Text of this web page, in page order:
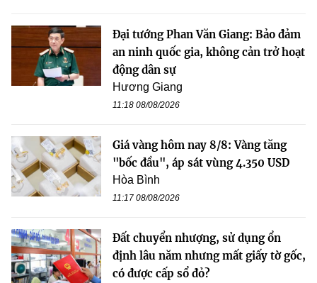
Đại tướng Phan Văn Giang: Bảo đảm
an ninh quốc gia, không cản trở hoạt
động dân sự
Hương Giang
11:18 08/08/2026
Giá vàng hôm nay 8/8: Vàng tăng
"bốc đầu", áp sát vùng 4.350 USD
Hòa Bình
11:17 08/08/2026
Đất chuyển nhượng, sử dụng ổn
định lâu năm nhưng mất giấy tờ gốc,
có được cấp sổ đỏ?